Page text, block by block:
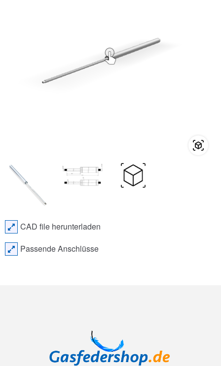
CAD file herunterladen
Passende Anschlüsse